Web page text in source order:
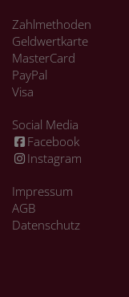
Zahlmethoden
Geldwertkarte
MasterCard
PayPal
Visa
Social Media
Facebook
Instagram
Impressum
AGB
Datenschutz